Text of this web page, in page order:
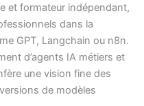
et formateur indépendant,
dans la
GPT, Langchain ou n8n.
d’agents IA métiers et
une vision fine des
de modèles